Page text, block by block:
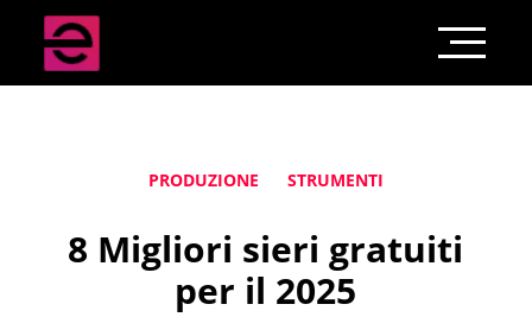
PRODUZIONE STRUMENTI
8 Migliori sieri gratuiti
per il 2025